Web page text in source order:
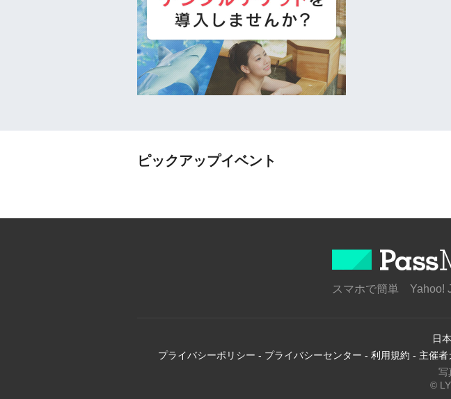
ピックアップイベント
スマホで簡単 Yahoo!
日
プライバシーポリシー - プライバシーセンター - 利用規約 - 主催者
写
©